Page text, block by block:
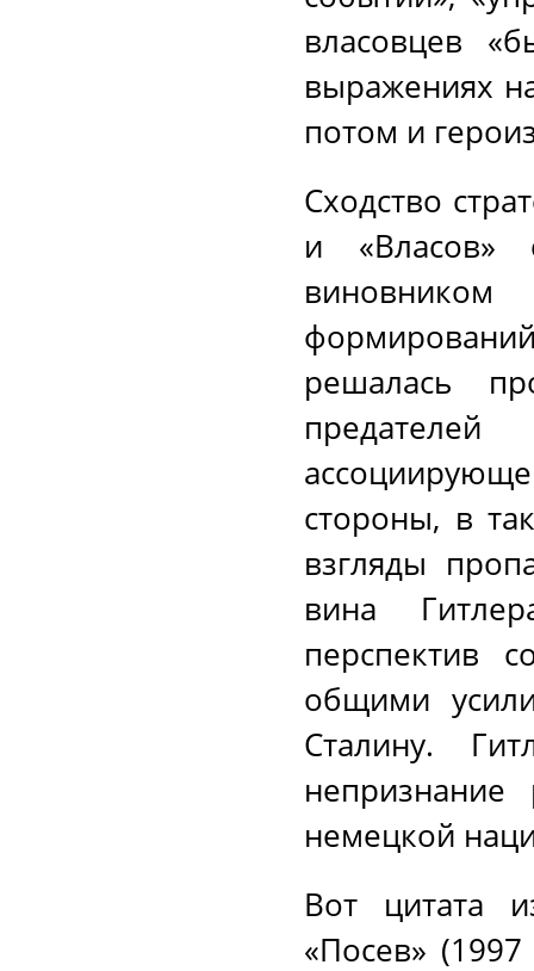
власовцев
выражениях
потом и
Сходство
и
решалась
стороны, в
взгляды
вина
перспектив
общими
Сталину.
непризнание
немецкой
Вот цитата
«Посев»